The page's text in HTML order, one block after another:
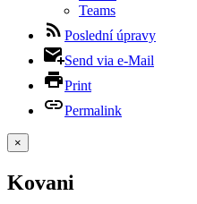
Teams
Poslední úpravy
Send via e-Mail
Print
Permalink
×
Kovani